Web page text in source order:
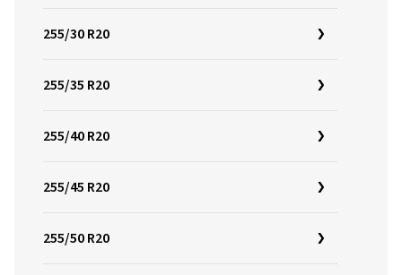
255/30 R20
255/35 R20
255/40 R20
255/45 R20
255/50 R20